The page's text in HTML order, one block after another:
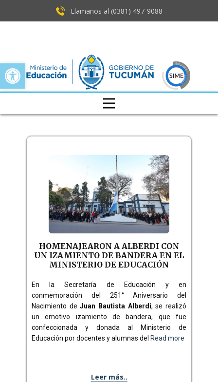
Open toolbar
Llamanos al (0381) ​497-9088
HOMENAJEARON A ALBERDI CON
UN IZAMIENTO DE BANDERA EN EL
MINISTERIO DE EDUCACIÓN
En la Secretaría de Educación y en
conmemoración del 251° Aniversario del
Nacimiento deJuan Bautista Alberdi, se realizó
un emotivo izamiento de bandera, que fue
confeccionada y donada al Ministerio de
Educación por docentes y alumnas del Read more
Leer más..